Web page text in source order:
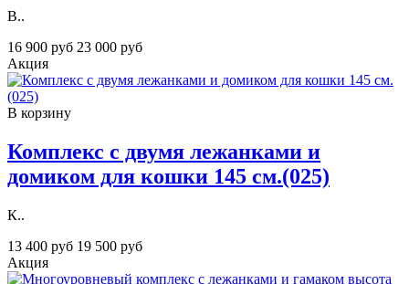
В..
16 900 руб 23 000 руб
Акция
В корзину
Комплекс с двумя лежанками и
домиком для кошки 145 см.(025)
К..
13 400 руб 19 500 руб
Акция